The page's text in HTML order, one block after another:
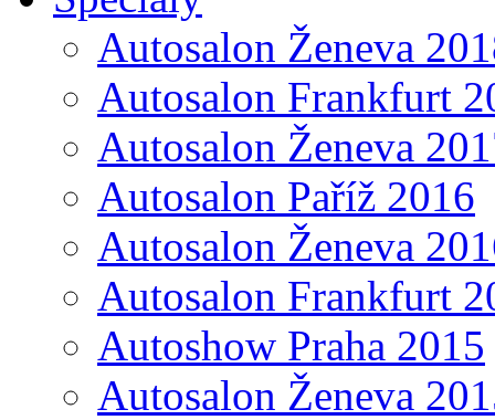
Autosalon Ženeva
Autosalon Frankfurt
Autosalon Ženeva
Autosalon Paříž 2016
Autosalon Ženeva
Autosalon Frankfurt
Autoshow Praha 2015
Autosalon Ženeva